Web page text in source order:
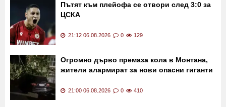
Пътят към плейофа се отвори след 3:0 за
ЦСКА
21:12 06.08.2026 0 129
Огромно дърво премаза кола в Монтана,
жители алармират за нови опасни гиганти
21:00 06.08.2026 0 410